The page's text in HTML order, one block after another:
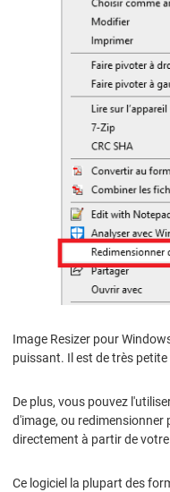
Image Resizer pour
puissant. Il est de très
De plus, vous pouvez
d'image, ou redimensionner
directement à partir de
Ce logiciel la plupart des